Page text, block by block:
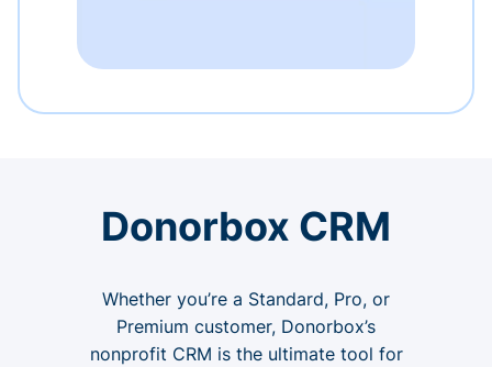
Donorbox CRM
Whether you’re a Standard, Pro, or
Premium customer, Donorbox’s
nonprofit CRM is the ultimate tool for